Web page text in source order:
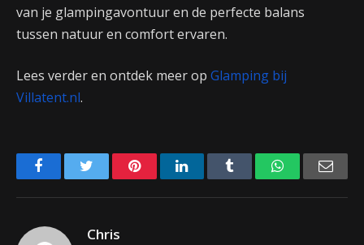
van je glampingavontuur en de perfecte balans
tussen natuur en comfort ervaren.
Lees verder en ontdek meer op Glamping bij
Villatent.nl.
FacebookTwitter PinterestLinkedIn Tumblr WhatsApp
Chris